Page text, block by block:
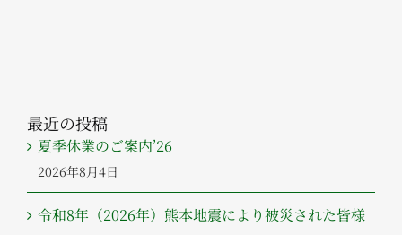
最近の投稿
夏季休業のご案内’26
2026年8月4日
令和8年（2026年）熊本地震により被災された皆様